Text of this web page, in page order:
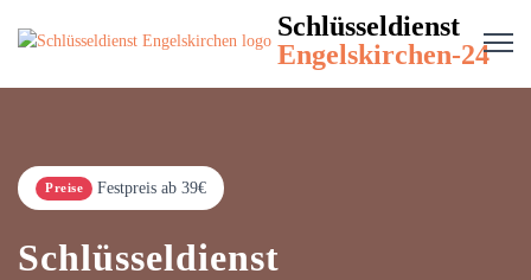
Schlüsseldienst
Engelskirchen-24
Preise Festpreis ab 39€
Schlüsseldienst